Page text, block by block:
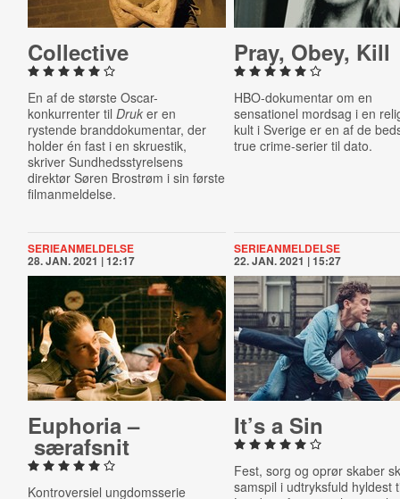
Col­lect­ive
En af de største Oscar-
konkurrenter til Druker en
rystende branddokumentar, der
holder én fast i en skruestik,
skriver Sundhedsstyrelsens
direktør Søren Brostrøm i sin første
filmanmeldelse.
Pray, Obey, Kill
HBO-dokumentar om en
sensationel mordsag i en
kult i Sverige er en af de
true crime-serier til dato.
SERIEANMELDELSE
28. JAN. 2021 | 12:17
Euphoria –
særafsnit
Kontroversiel ungdomsserie
SERIEANMELDELSE
22. JAN. 2021 | 15:27
It’s a Sin
Fest, sorg og oprør skaber
samspil i udtryksfuld hyldest